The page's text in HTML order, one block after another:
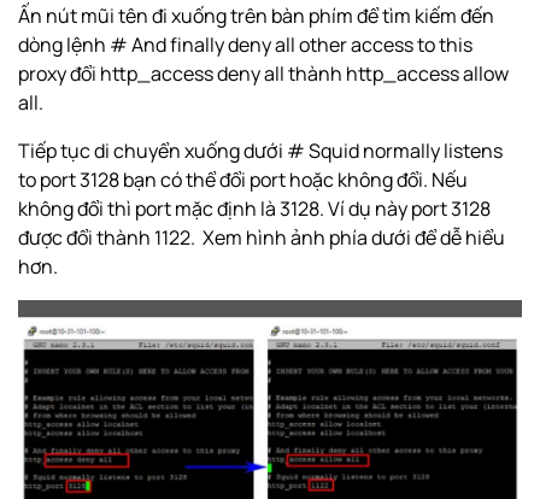
Ấn nút mũi tên đi xuống trên bàn phím để tìm kiếm đến
dòng lệnh # And finally deny all other access to this
proxy đổi http_access deny all thành http_access allow
all.
Tiếp tục di chuyển xuống dưới # Squid normally listens
to port 3128 bạn có thể đổi port hoặc không đổi. Nếu
không đổi thì port mặc định là 3128. Ví dụ này port 3128
được đổi thành 1122. Xem hình ảnh phía dưới để dễ hiểu
hơn.